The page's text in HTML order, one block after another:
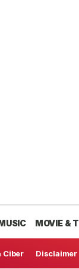
MOVIE &
Ciber Disclaimer